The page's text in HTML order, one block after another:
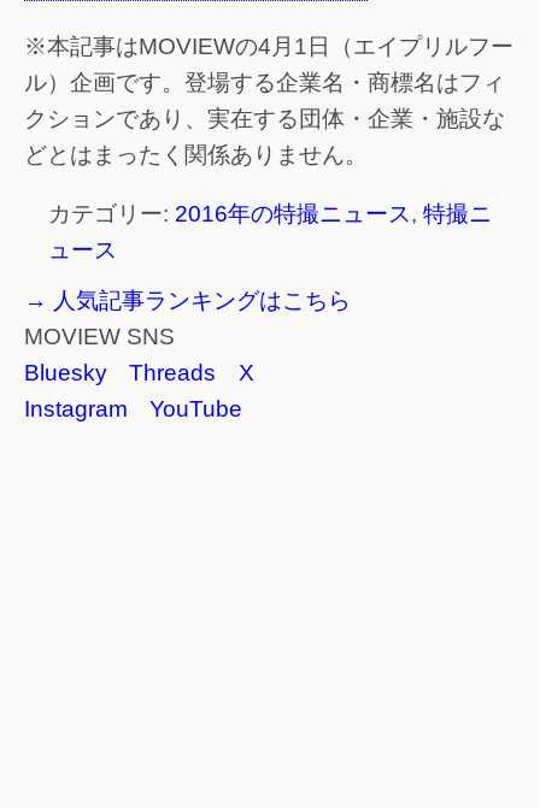
※本記事はMOVIEWの4月1日（エイプリルフー
ル）企画です。登場する企業名・商標名はフィ
クションであり、実在する団体・企業・施設な
どとはまったく関係ありません。
カテゴリー: 2016年の特撮ニュース, 特撮ニ
ュース
→ 人気記事ランキングはこちら
MOVIEW SNS
Bluesky
Threads
X
Instagram
YouTube